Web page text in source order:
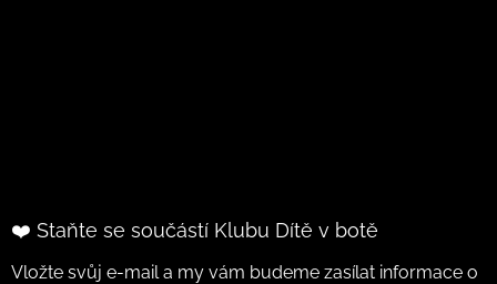
❤️ Staňte se součástí Klubu Dítě v botě
Vložte svůj e-mail a my vám budeme zasílat informace o